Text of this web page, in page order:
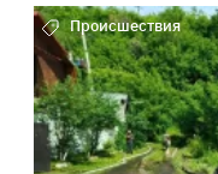
Происшествия